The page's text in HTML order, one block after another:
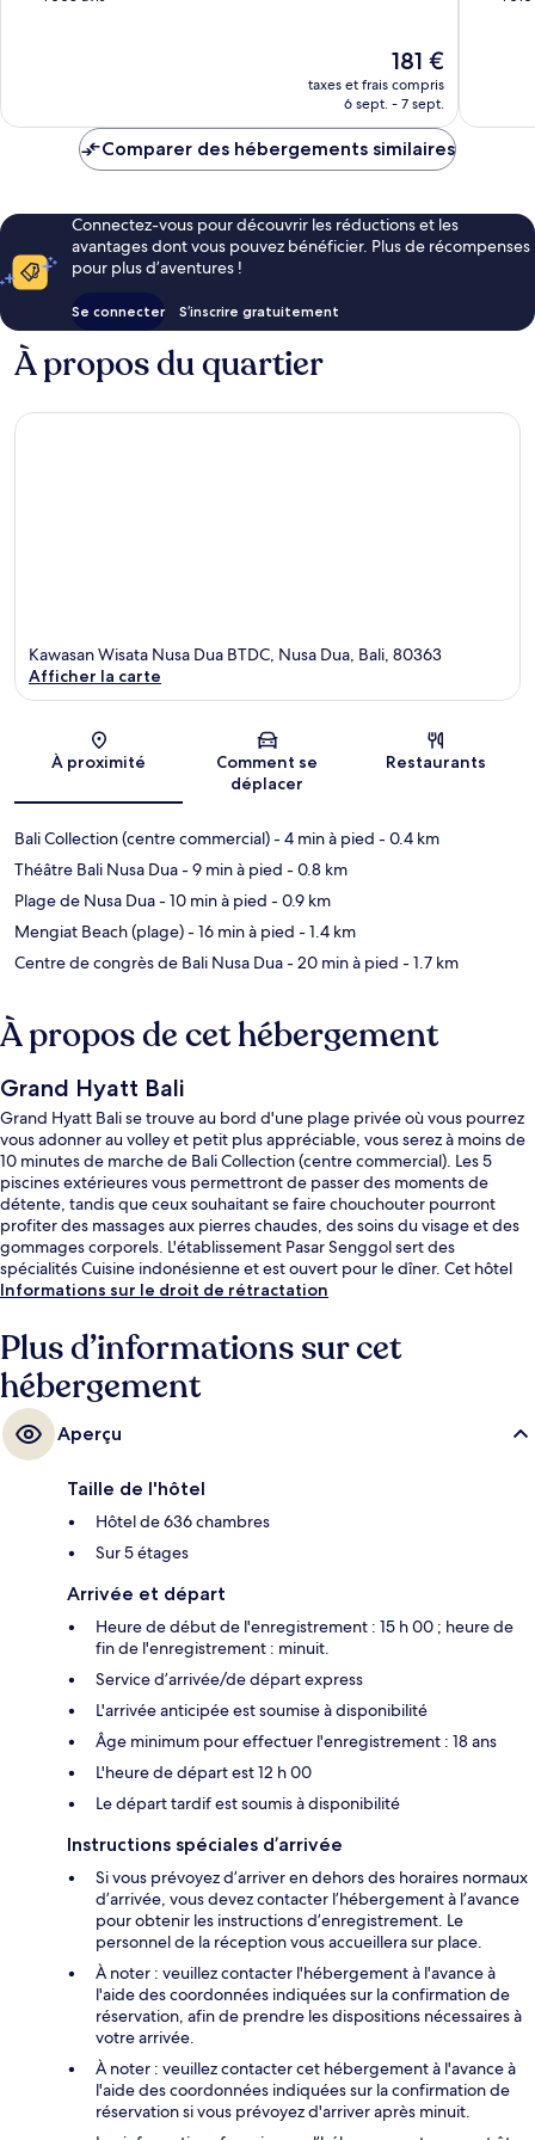
Le
nouveau
prix
de
181 €
taxes et frais compris
6 sept. - 7 sept.
Comparer des hébergements similaires
Connectez-vous pour découvrir les réductions et les
avantages dont vous pouvez bénéficier. Plus de récompenses
pour plus d’aventures !
Se connecter S’inscrire gratuitement
À propos du quartier
Carte
Kawasan Wisata Nusa Dua BTDC, Nusa Dua, Bali, 80363
Afficher la carte
À proximité
Comment se
déplacer
Restaurants
Bali Collection (centre commercial)- 4 min à pied - 0.4 km
Théâtre Bali Nusa Dua- 9 min à pied - 0.8 km
Plage de Nusa Dua- 10 min à pied - 0.9 km
Mengiat Beach (plage)- 16 min à pied - 1.4 km
Centre de congrès de Bali Nusa Dua- 20 min à pied - 1.7 km
À propos de cet hébergement
Grand Hyatt Bali
Grand Hyatt Bali se trouve au bord d'une plage privée où vous pourrez
vous adonner au volley et petit plus appréciable, vous serez à moins de
10 minutes de marche de Bali Collection (centre commercial). Les 5
piscines extérieures vous permettront de passer des moments de
détente, tandis que ceux souhaitant se faire chouchouter pourront
profiter des massages aux pierres chaudes, des soins du visage et des
gommages corporels. L'établissement Pasar Senggol sert des
spécialités Cuisine indonésienne et est ouvert pour le dîner. Cet hôtel
de luxe abrite en outre un bar en bord de piscine, un centre de remise
rafraîchissante et le personnel attentionné.
Informations sur le droit de rétractation
Plus d’informations sur cet
hébergement
Aperçu
Taille de l'hôtel
Hôtel de 636 chambres
Sur 5 étages
Arrivée et départ
Heure de début de l'enregistrement : 15 h 00 ; heure de
fin de l'enregistrement : minuit.
Service d’arrivée/de départ express
L'arrivée anticipée est soumise à disponibilité
Âge minimum pour effectuer l'enregistrement : 18 ans
L'heure de départ est 12 h 00
Le départ tardif est soumis à disponibilité
Instructions spéciales d’arrivée
Si vous prévoyez d’arriver en dehors des horaires normaux
d’arrivée, vous devez contacter l’hébergement à l’avance
pour obtenir les instructions d’enregistrement. Le
personnel de la réception vous accueillera sur place.
À noter : veuillez contacter l'hébergement à l'avance à
l'aide des coordonnées indiquées sur la confirmation de
réservation, afin de prendre les dispositions nécessaires à
votre arrivée.
À noter : veuillez contacter cet hébergement à l'avance à
l'aide des coordonnées indiquées sur la confirmation de
réservation si vous prévoyez d'arriver après minuit.